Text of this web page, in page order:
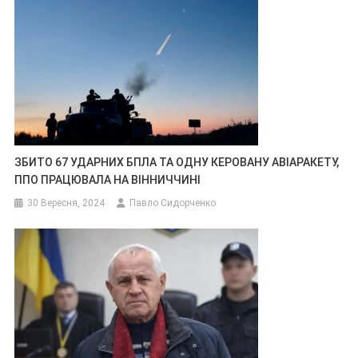
ЗБИТО 67 УДАРНИХ БПЛА ТА ОДНУ КЕРОВАНУ АВІАРАКЕТУ,
ППО ПРАЦЮВАЛА НА ВІННИЧЧИНІ
30 Вересня, 2024 Павло Сидорченко